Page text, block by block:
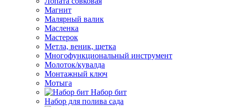
Магнит
Малярный валик
Масленка
Мастерок
Метла, веник, щетка
Многофункциональный инструмент
Молоток/кувалда
Монтажный ключ
Мотыга
Набор бит
Набор для полива сада